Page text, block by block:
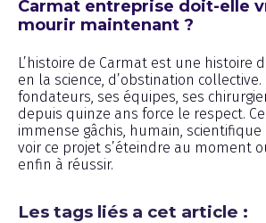
Carmat entreprise doit-elle
mourir maintenant ?
L’histoire de Carmat est une histoire
en la science, d’obstination collective.
fondateurs, ses équipes, ses
depuis quinze ans force le respect.
immense gâchis, humain,
voir ce projet s’éteindre au moment
enfin à réussir.
Les tags liés a cet article :